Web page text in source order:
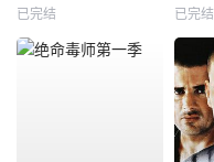
已完结 已完结